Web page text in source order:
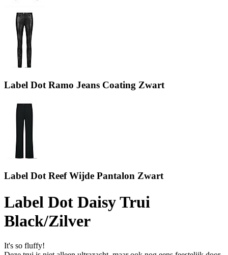
Label Dot Ramo Jeans Coating Zwart
Label Dot Reef Wijde Pantalon Zwart
Label Dot Daisy Trui
Black/Zilver
It's so fluffy!